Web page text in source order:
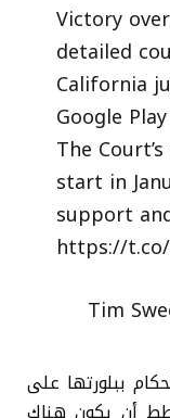
Victory
detailed
California
Google
The
start in
support
https://t.co/
ببلورتها على